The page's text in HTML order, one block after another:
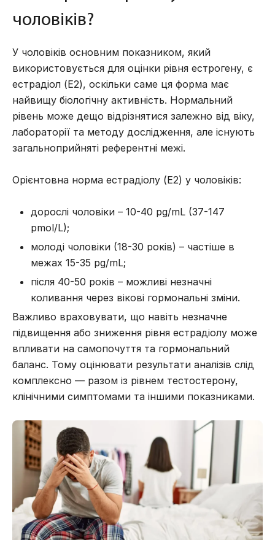
чоловіків?
У чоловіків основним показником, який
використовується для оцінки рівня естрогену, є
естрадіол (E2), оскільки саме ця форма має
найвищу біологічну активність. Нормальний
рівень може дещо відрізнятися залежно від віку,
лабораторії та методу дослідження, але існують
загальноприйняті референтні межі.
Орієнтовна норма естрадіолу (E2) у чоловіків:
дорослі чоловіки – 10-40 pg/mL (37-147
pmol/L);
молоді чоловіки (18-30 років) – частіше в
межах 15-35 pg/mL;
після 40-50 років – можливі незначні
коливання через вікові гормональні зміни.
Важливо враховувати, що навіть незначне
підвищення або зниження рівня естрадіолу може
впливати на самопочуття та гормональний
баланс. Тому оцінювати результати аналізів слід
комплексно — разом із рівнем тестостерону,
клінічними симптомами та іншими показниками.